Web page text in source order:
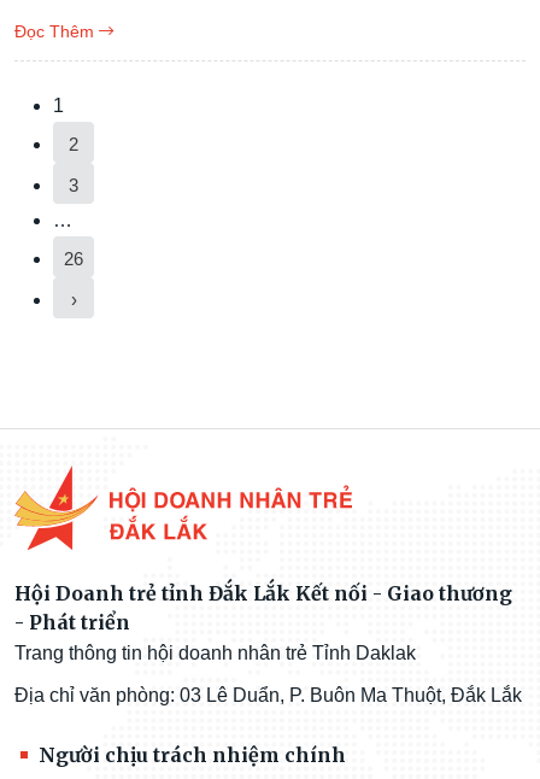
Đọc Thêm
1
2
3
…
26
›
Hội Doanh trẻ tỉnh Đắk Lắk Kết nối - Giao thương
- Phát triển
Trang thông tin hội doanh nhân trẻ Tỉnh Daklak
Địa chỉ văn phòng: 03 Lê Duẩn, P. Buôn Ma Thuột, Đắk Lắk
Người chịu trách nhiệm chính